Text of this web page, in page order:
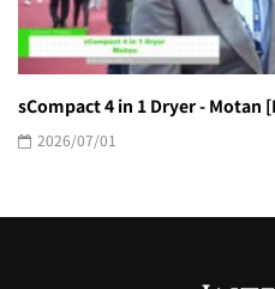
sCompact 4 in 1 Dryer - Motan
2026/07/01